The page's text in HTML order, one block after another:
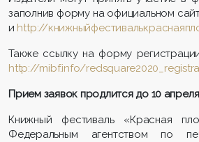
заполнив форму на официальном
и http://
Также ссылку на форму
http://mibf.info/
Прием заявок продлится до 10
Книжный фестиваль «Красная
Федеральным агентством по